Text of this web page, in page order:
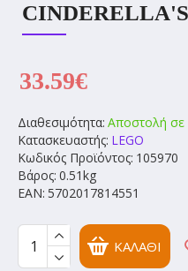
CINDERELLA'S
Διαθεσιμότητα: Αποστολή σε
Κατασκευαστής: LEGO
Κωδικός Προϊόντος: 105970
Βάρος: 0.51kg
EAN: 5702017814551
33.59€
ΚΑΛΆΘΙ